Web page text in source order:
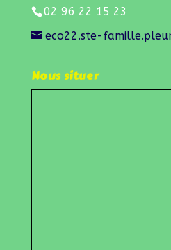
Ecole Sainte-Famille
17 route de Tréguier
22740 Pleumeur-Gautier